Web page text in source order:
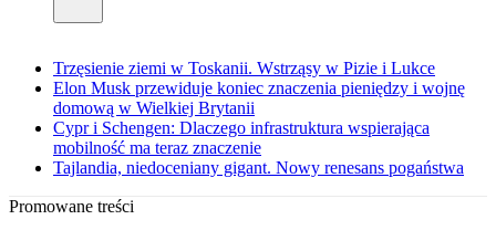
Trzęsienie ziemi w Toskanii. Wstrząsy w Pizie i Lukce
Elon Musk przewiduje koniec znaczenia pieniędzy i wojnę
domową w Wielkiej Brytanii
Cypr i Schengen: Dlaczego infrastruktura wspierająca
mobilność ma teraz znaczenie
Tajlandia, niedoceniany gigant. Nowy renesans pogaństwa
Promowane treści